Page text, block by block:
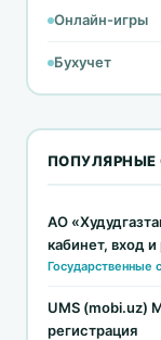
Онлайн-игры
Бухучет
ПОПУЛЯРНЫЕ
АО
кабинет, вход
Государственные
UMS (mobi.uz)
регистрация